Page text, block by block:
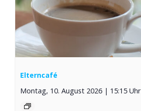
Elterncafé
Montag, 10. August 2026 | 15:15 Uhr